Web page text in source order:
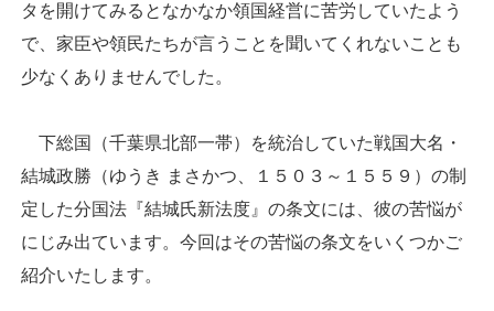
タを開けてみるとなかなか領国経営に苦労していたよう
で、家臣や領民たちが言うことを聞いてくれないことも
少なくありませんでした。
下総国（千葉県北部一帯）を統治していた戦国大名・
結城政勝（ゆうき まさかつ、１５０３～１５５９）の制
定した分国法『結城氏新法度』の条文には、彼の苦悩が
にじみ出ています。今回はその苦悩の条文をいくつかご
紹介いたします。